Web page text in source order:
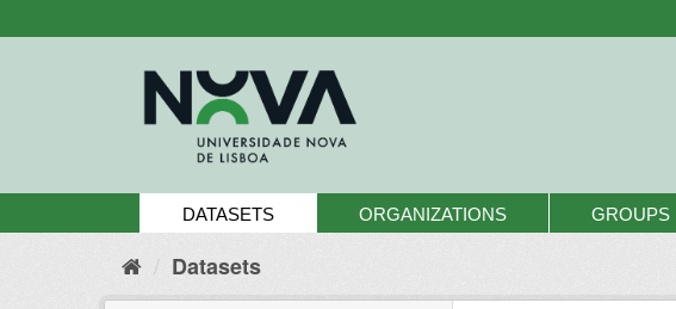
to
DATASETS ORGANIZATIONS GROUPS
Datasets